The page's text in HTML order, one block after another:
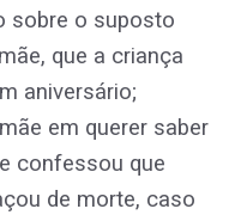
sobre o suposto
que a criança
aniversário;
em querer saber
confessou que
de morte, caso